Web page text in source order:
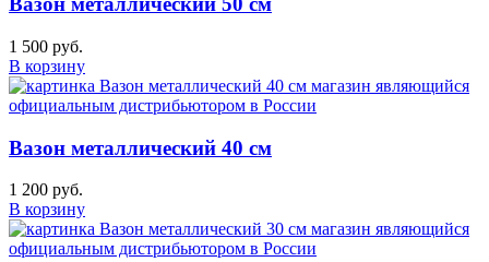
1 500 руб.
В корзину
Вазон металлический 40 см
1 200 руб.
В корзину